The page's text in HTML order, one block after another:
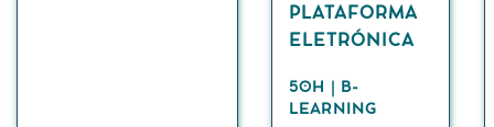
PLATAFORMA
ELETRÓNICA
50H | B-
LEARNING